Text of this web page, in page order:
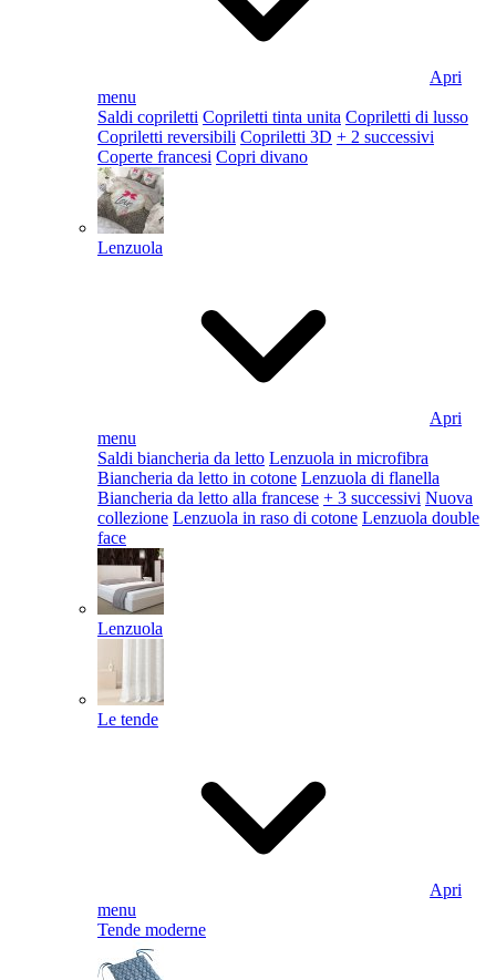
Apri
menu
Saldi copriletti Copriletti tinta unita Copriletti di lusso
Copriletti reversibili Copriletti 3D + 2 successivi
Coperte francesi Copri divano
Lenzuola
Apri
menu
Saldi biancheria da letto Lenzuola in microfibra
Biancheria da letto in cotone Lenzuola di flanella
Biancheria da letto alla francese + 3 successivi Nuova
collezione Lenzuola in raso di cotone Lenzuola double
face
Lenzuola
Le tende
Apri
menu
Tende moderne